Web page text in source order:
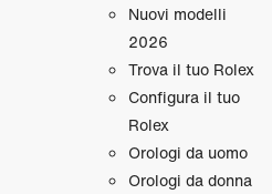
Nuovi modelli
2026
Trova il tuo Rolex
Configura il tuo
Rolex
Orologi da uomo
Orologi da donna